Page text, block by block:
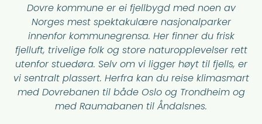
Dovre kommune er ei fjellbygd med noen av
Norges mest spektakulære nasjonalparker
innenfor kommunegrensa. Her finner du frisk
fjelluft, trivelige folk og store naturopplevelser rett
utenfor stuedøra. Selv om vi ligger høyt til fjells, er
vi sentralt plassert. Herfra kan du reise klimasmart
med Dovrebanen til både Oslo og Trondheim og
med Raumabanen til Åndalsnes.